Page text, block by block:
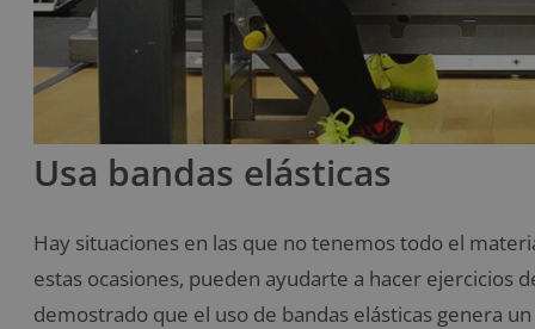
Usa bandas elásticas
Hay situaciones en las que no tenemos todo el
estas ocasiones, pueden ayudarte a hacer ejercicios
demostrado que el uso de bandas elásticas genera